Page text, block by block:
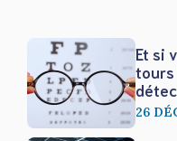
Et si
tours
26